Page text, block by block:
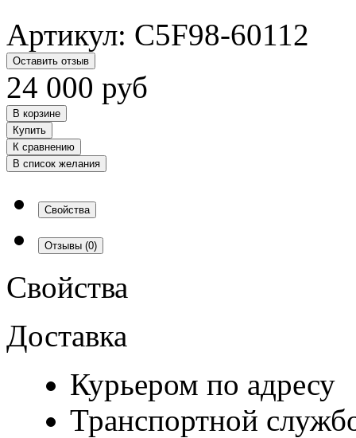
Артикул: C5F98-60112
Оставить отзыв
24 000 руб
В корзине
Купить
К сравнению
В список желания
Свойства
Отзывы (0)
Свойства
Доставка
Курьером по адресу
Транспортной